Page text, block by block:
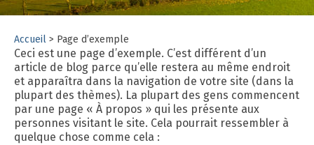
Accueil > Page d’exemple
Ceci est une page d’exemple. C’est différent d’un
article de blog parce qu’elle restera au même endroit
et apparaîtra dans la navigation de votre site (dans la
plupart des thèmes). La plupart des gens commencent
par une page « À propos » qui les présente aux
personnes visitant le site. Cela pourrait ressembler à
quelque chose comme cela :